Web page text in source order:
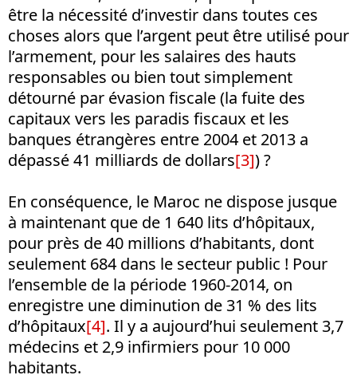
être la nécessité d’investir dans toutes ces
choses alors que l’argent peut être utilisé pour
l’armement, pour les salaires des hauts
responsables ou bien tout simplement
détourné par évasion fiscale (la fuite des
capitaux vers les paradis fiscaux et les
banques étrangères entre 2004 et 2013 a
dépassé 41 milliards de dollars[3]) ?
En conséquence, le Maroc ne dispose jusque
à maintenant que de 1 640 lits d’hôpitaux,
pour près de 40 millions d’habitants, dont
seulement 684 dans le secteur public ! Pour
l’ensemble de la période 1960-2014, on
enregistre une diminution de 31 % des lits
d’hôpitaux[4]. Il y a aujourd’hui seulement 3,7
médecins et 2,9 infirmiers pour 10 000
habitants.